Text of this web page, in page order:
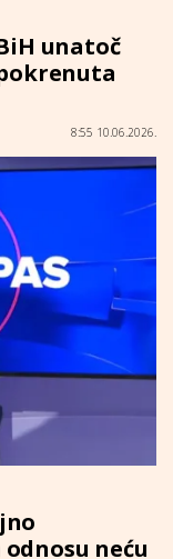
unatoč
8:55 10.06.2026.
neću